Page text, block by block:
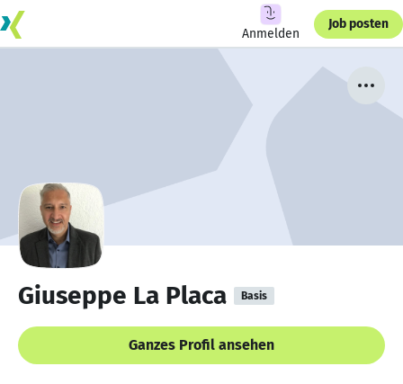
Anmelden
Job posten
Giuseppe La Placa Basis
Ganzes Profil ansehen